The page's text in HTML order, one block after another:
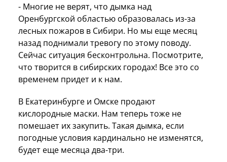
- Многие не верят, что дымка над
Оренбургской областью образовалась из-за
лесных пожаров в Сибири. Но мы еще месяц
назад поднимали тревогу по этому поводу.
Сейчас ситуация бесконтрольна. Посмотрите,
что творится в сибирских городах! Все это со
временем придет и к нам.
В Екатеринбурге и Омске продают
кислородные маски. Нам теперь тоже не
помешает их закупить. Такая дымка, если
погодные условия кардинально не изменятся,
будет еще месяца два-три.